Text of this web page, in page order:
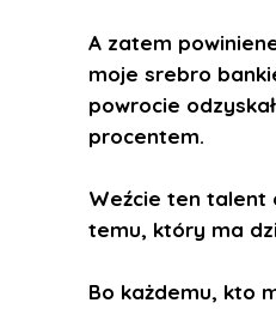
A zatem
moje srebro
powrocie
procentem.
Weźcie ten talent
temu, który ma
Bo każdemu, kto